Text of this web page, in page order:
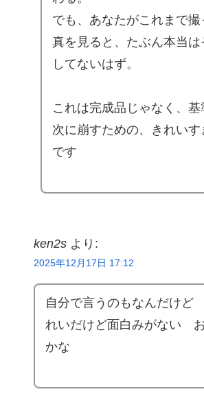
でも、あなたがこれまで撮
真を見ると、たぶん本当は
してないはず。
これは完成品じゃなく、基
次に崩すための、きれいす
です
ken2s より:
2025年12月17日 17:12
自分で言うのもなんだけど
れいだけど面白みがない
かな